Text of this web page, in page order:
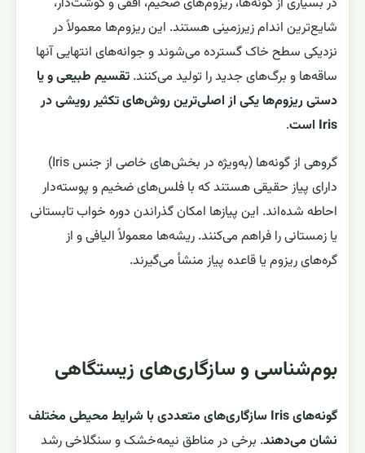
شایع‌ترین اندام زیرزمینی هستند. این ریزوم‌ها معمولاً در
نزدیکی سطح خاک گسترده می‌شوند و جوانه‌های انتهایی آنها
ساقه‌ها و برگ‌های جدید را تولید می‌کنند. تقسیم طبیعی و یا
دستی ریزوم‌ها یکی از اصلی‌ترین روش‌های تکثیر رویشی در
Iris است
.
گروهی از گونه‌ها (به‌ویژه در بخش‌های خاصی از جنس Iris)
دارای پیاز حقیقی هستند که با فلس‌های ضخیم و پوسته‌دار
احاطه شده‌اند. این پیازها امکان گذراندن دوره خواب تابستانی
یا زمستانی را فراهم می‌کنند. ریشه‌ها معمولاً الیافی و از
گره‌های ریزوم یا قاعده پیاز منشأ می‌گیرند.
بوم‌شناسی و سازگاری‌های زیستگاهی
گونه‌های Iris سازگاری‌های متعددی با شرایط محیطی مختلف
نشان می‌دهند. برخی در مناطق نیمه‌خشک و سنگلاخی رشد